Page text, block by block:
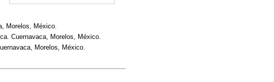
Morelos, México.
Cuernavaca, Morelos, México.
Morelos, México.